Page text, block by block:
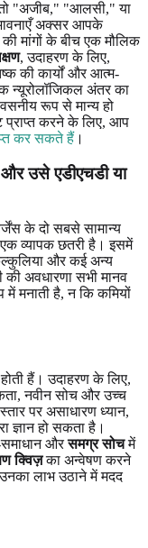
"अजीब," "आलसी," या
अक्सर आपके
मांगों के बीच एक मौलिक
, उदाहरण के लिए,
की कार्यों और आत्म-
न्यूरोलॉजिकल अंतर का
रूप से मान्य हो
प्राप्त करने के लिए, आप
कर सकते हैं ।
और उसे एडीएचडी या
के दो सबसे सामान्य
एक व्यापक छतरी है। इसमें
और कई अन्य
की अवधारणा सभी मानव
मनाती है, न कि कमियों
हैं। उदाहरण के लिए,
नवीन सोच और उच्च
पर असाधारण ध्यान,
ज्ञान हो सकता है।
समाधान औरसमग्र सोचमें
क्विज़का अन्वेषण करने
लाभ उठाने में मदद